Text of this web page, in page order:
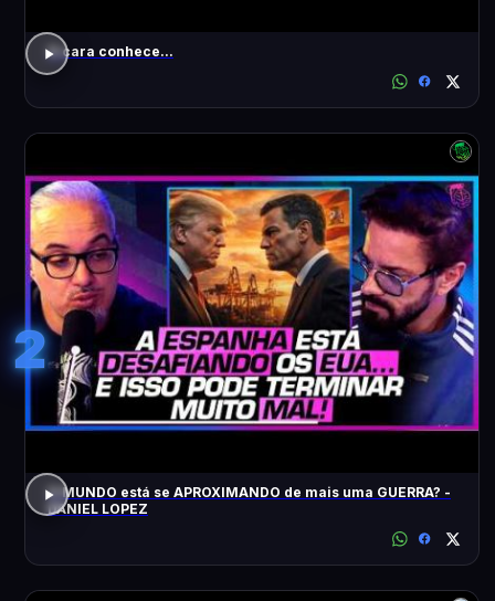
O cara conhece...
2
O MUNDO está se APROXIMANDO de mais uma GUERRA? -
DANIEL LOPEZ